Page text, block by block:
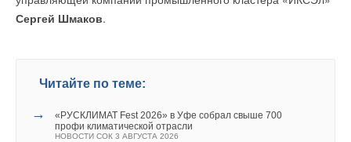
Сергей Шмаков.
Читайте по теме:
→
«РУСКЛИМАТ Fest 2026» в Уфе собрал свыше 700
профи климатической отрасли
НОВОСТИ СОК 3 АВГУСТА 2026
ИСТОЧНИК: E²NERGY
НОВОСТИ СОК 4 АВГУСТА 2026
В КНР ввели в строй «самую высоковольтную» СНЭ
Комментарии
Ваше имя *
Ваше имя *
Текст комментария